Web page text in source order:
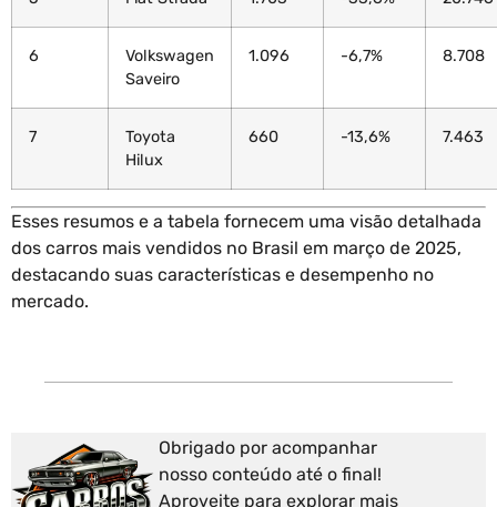
6
Volkswagen
Saveiro
1.096 -6,7% 8.708
7
Toyota
Hilux
660 -13,6% 7.463
Esses resumos e a tabela fornecem uma visão detalhada
dos carros mais vendidos no Brasil em março de 2025,
destacando suas características e desempenho no
mercado.
Obrigado por acompanhar
nosso conteúdo até o final!
Aproveite para explorar mais